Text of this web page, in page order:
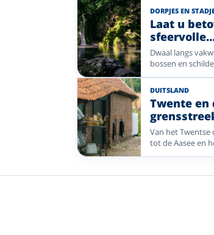
DORPJES EN
Laat u
sfeervolle
en charme
Dwaal langs
bossen en
Deze selectie
naar de Harz en
Nederland.
DUITSLAND
Twente en
kastelen
Van het Twentse
tot de Aasee en
Bocholt:
beide kanten